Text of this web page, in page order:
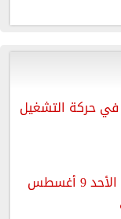
في حركة التشغيل
سعر الريال القطرى اليوم الأحد 9 أغسطس